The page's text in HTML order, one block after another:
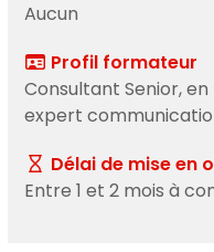
Aucun
Profil formateur
Consultant Senior,
expert
Délai de mise en
Entre 1 et 2 mois à